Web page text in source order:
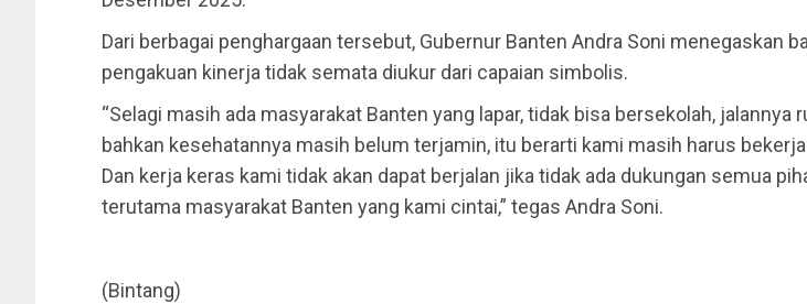
Dari berbagai penghargaan tersebut, Gubernur Banten Andra Soni menegaskan
pengakuan kinerja tidak semata diukur dari capaian simbolis.
“Selagi masih ada masyarakat Banten yang lapar, tidak bisa bersekolah, jalannya
bahkan kesehatannya masih belum terjamin, itu berarti kami masih harus
Dan kerja keras kami tidak akan dapat berjalan jika tidak ada dukungan semua
terutama masyarakat Banten yang kami cintai,” tegas Andra Soni.
(Bintang)